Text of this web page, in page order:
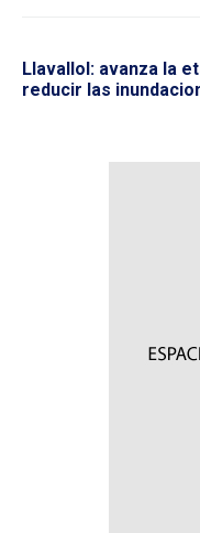
Llavallol: avanza la
reducir las